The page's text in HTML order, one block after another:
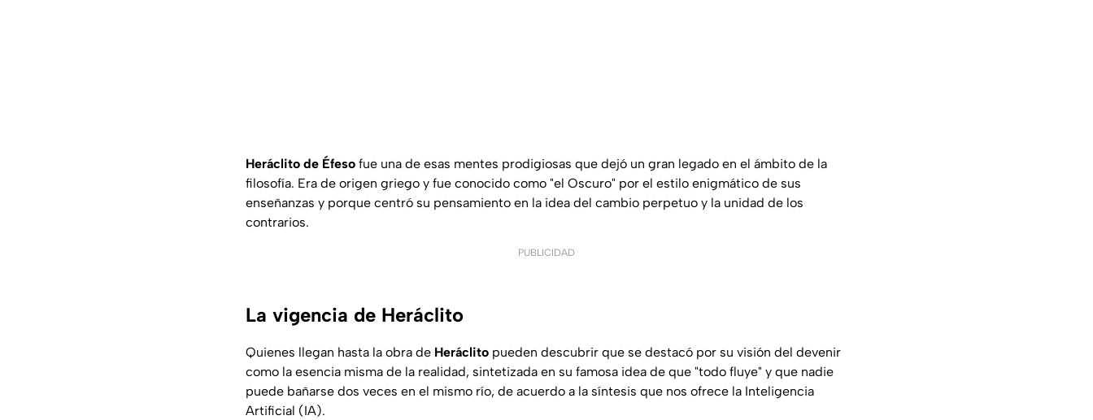
Heráclito de Éfeso fue una de esas mentes prodigiosas que dejó un gran legado en el ámbito de la
filosofía. Era de origen griego y fue conocido como "el Oscuro" por el estilo enigmático de sus
enseñanzas y porque centró su pensamiento en la idea del cambio perpetuo y la unidad de los
contrarios.
PUBLICIDAD
La vigencia de Heráclito
Quienes llegan hasta la obra de Heráclito pueden descubrir que se destacó por su visión del devenir
como la esencia misma de la realidad, sintetizada en su famosa idea de que "todo fluye" y que nadie
puede bañarse dos veces en el mismo río, de acuerdo a la síntesis que nos ofrece la Inteligencia
Artificial (IA).